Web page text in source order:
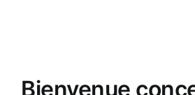
Bienvenue